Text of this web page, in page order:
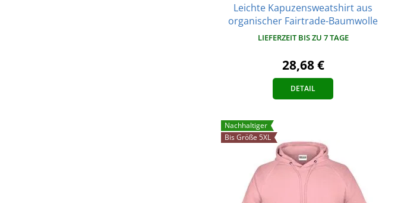
Leichte Kapuzensweatshirt aus
organischer Fairtrade-Baumwolle
LIEFERZEIT BIS ZU 7 TAGE
28,68 €
DETAIL
Nachhaltiger
Bis Größe 5XL